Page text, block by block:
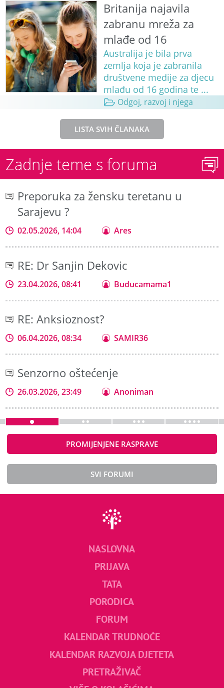
Britanija najavila
zabranu mreža za
mlađe od 16
Australija je bila prva
zemlja koja je zabranila
društvene medije za djecu
mlađu od 16 godina te ...
Odgoj, razvoj i njega
LISTA SVIH ČLANAKA
Zadnje teme s foruma
Preporuka za žensku teretanu u
Sarajevu ?
02.05.2026, 14:04 Ares
RE: Dr Sanjin Dekovic
23.04.2026, 08:41 Buducamama1
RE: Anksioznost?
06.04.2026, 08:34 SAMIR36
Senzorno oštećenje
26.03.2026, 23:49 Anoniman
PROMIJENJENE RASPRAVE
SVI FORUMI
NASLOVNA
PRIJAVA
TATA
PORODICA
FORUM
KALENDAR TRUDNOĆE
KALENDAR RAZVOJA DJETETA
PRETRAŽIVAČ